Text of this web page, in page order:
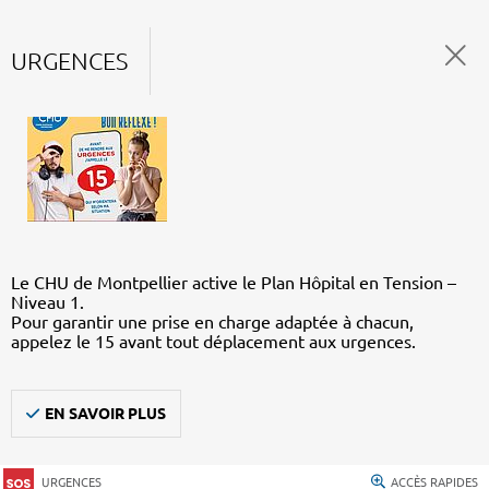
URGENCES
Le CHU de Montpellier active le Plan Hôpital en Tension –
Niveau 1.
Pour garantir une prise en charge adaptée à chacun,
appelez le 15 avant tout déplacement aux urgences.
EN SAVOIR PLUS
URGENCES ACCÈS RAPIDES